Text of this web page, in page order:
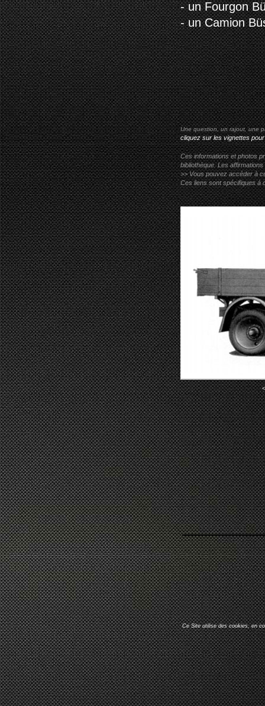
- un Fourgon
- un Camion
Une question, un rajout, une
cliquez sur les vignettes
Ces informations et photos
bibliothèque. Les
>> Vous pouvez accéder à
Ces liens sont spécifiques à
Ce Site utilise des cookies, en